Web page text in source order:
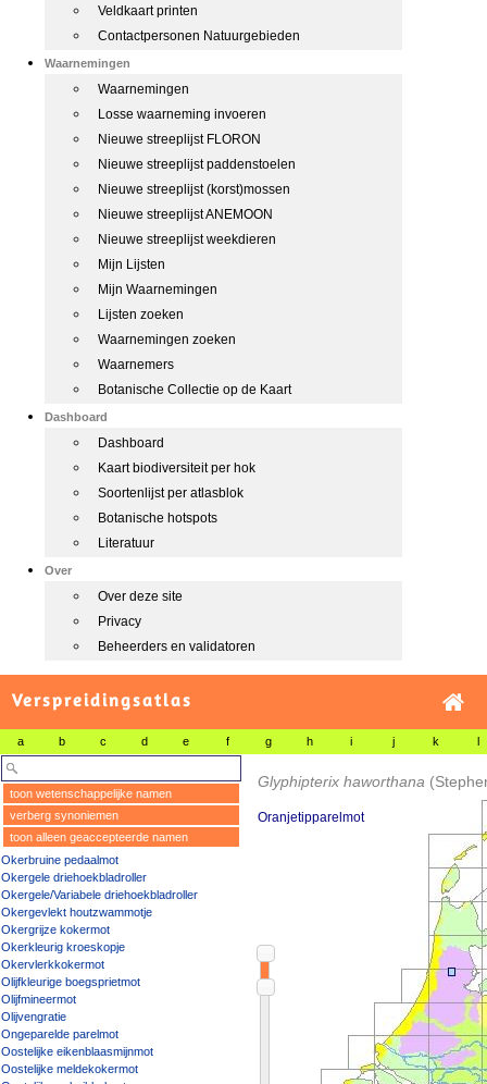
Veldkaart printen
Contactpersonen Natuurgebieden
Waarnemingen
Waarnemingen
Losse waarneming invoeren
Nieuwe streeplijst FLORON
Nieuwe streeplijst paddenstoelen
Nieuwe streeplijst (korst)mossen
Nieuwe streeplijst ANEMOON
Nieuwe streeplijst weekdieren
Mijn Lijsten
Mijn Waarnemingen
Lijsten zoeken
Waarnemingen zoeken
Waarnemers
Botanische Collectie op de Kaart
Dashboard
Dashboard
Kaart biodiversiteit per hok
Soortenlijst per atlasblok
Botanische hotspots
Literatuur
Over
Over deze site
Privacy
Beheerders en validatoren
Verspreidingsatlas
a b c d e f g h i j k l
toon wetenschappelijke namen
verberg synoniemen
toon alleen geaccepteerde namen
Okerbruine pedaalmot
Okergele driehoekbladroller
Okergele/Variabele driehoekbladroller
Okergevlekt houtzwammotje
Okergrijze kokermot
Okerkleurig kroeskopje
Okervlerkkokermot
Olijfkleurige boegsprietmot
Olijfmineermot
Olijvengratie
Ongeparelde parelmot
Oostelijke eikenblaasmijnmot
Oostelijke meldekokermot
Glyphipterix haworthana
Oranjetipparelmot